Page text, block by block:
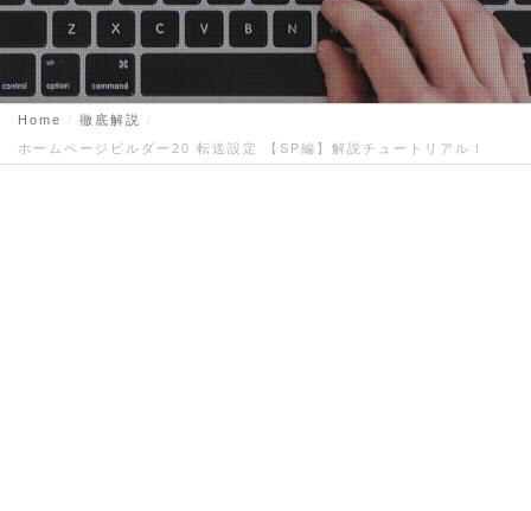
Home
徹底解説
ホームページビルダー20 転送設定 【SP編】解説チュートリアル！